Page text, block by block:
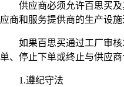
供应商必须允许百思买及
应商和服务提供商的生产设
如果百思买通过工厂审核
单、停止下单或终止与供应商
1.遵纪守法